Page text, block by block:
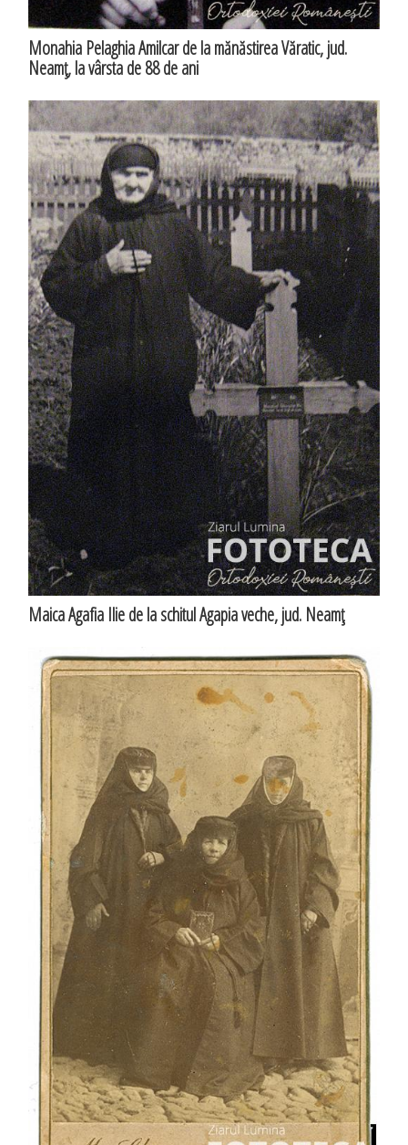
Monahia Pelaghia Amilcar de la mănăstirea Văratic, jud.
Neamţ, la vârsta de 88 de ani
Maica Agafia Ilie de la schitul Agapia veche, jud. Neamţ